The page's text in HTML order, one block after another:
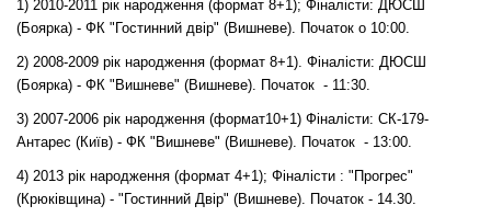
1) 2010-2011 рік народження (формат 8+1); Фіналісти: ДЮСШ
(Боярка) - ФК "Гостинний двір" (Вишневе). Початок о 10:00.
2) 2008-2009 рік народження (формат 8+1). Фіналісти: ДЮСШ
(Боярка) - ФК "Вишневе" (Вишневе). Початок - 11:30.
3) 2007-2006 рік народження (формат10+1) Фіналісти: СК-179-
Антарес (Київ) - ФК "Вишневе" (Вишневе). Початок - 13:00.
4) 2013 рік народження (формат 4+1); Фіналісти : "Прогрес"
(Крюківщина) - "Гостинний Двір" (Вишневе). Початок - 14.30.